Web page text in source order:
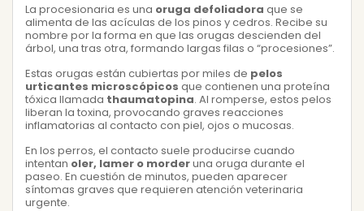
La procesionaria es una oruga defoliadora que se
alimenta de las acículas de los pinos y cedros. Recibe su
nombre por la forma en que las orugas descienden del
árbol, una tras otra, formando largas filas o “procesiones”.
Estas orugas están cubiertas por miles de pelos
urticantes microscópicos que contienen una proteína
tóxica llamada thaumatopina. Al romperse, estos pelos
liberan la toxina, provocando graves reacciones
inflamatorias al contacto con piel, ojos o mucosas.
En los perros, el contacto suele producirse cuando
intentan oler, lamer o morderuna oruga durante el
paseo. En cuestión de minutos, pueden aparecer
síntomas graves que requieren atención veterinaria
urgente.